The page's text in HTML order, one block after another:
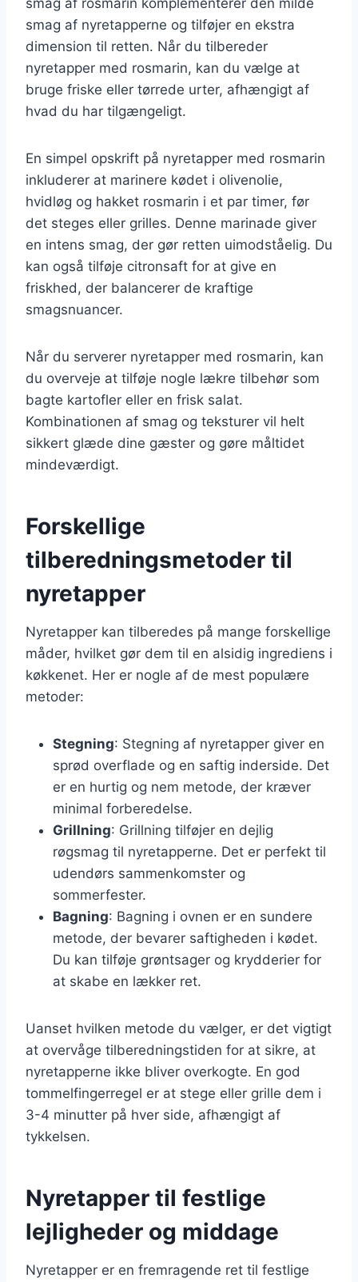
smag af nyretapperne og tilføjer en ekstra
dimension til retten. Når du tilbereder
nyretapper med rosmarin, kan du vælge at
bruge friske eller tørrede urter, afhængigt af
hvad du har tilgængeligt.
En simpel opskrift på nyretapper med rosmarin
inkluderer at marinere kødet i olivenolie,
hvidløg og hakket rosmarin i et par timer, før
det steges eller grilles. Denne marinade giver
en intens smag, der gør retten uimodståelig. Du
kan også tilføje citronsaft for at give en
friskhed, der balancerer de kraftige
smagsnuancer.
Når du serverer nyretapper med rosmarin, kan
du overveje at tilføje nogle lækre tilbehør som
bagte kartofler eller en frisk salat.
Kombinationen af smag og teksturer vil helt
sikkert glæde dine gæster og gøre måltidet
mindeværdigt.
Forskellige
tilberedningsmetoder til
nyretapper
Nyretapper kan tilberedes på mange forskellige
måder, hvilket gør dem til en alsidig ingrediens i
køkkenet. Her er nogle af de mest populære
metoder:
Stegning: Stegning af nyretapper giver en
sprød overflade og en saftig inderside. Det
er en hurtig og nem metode, der kræver
minimal forberedelse.
Grillning: Grillning tilføjer en dejlig
røgsmag til nyretapperne. Det er perfekt til
udendørs sammenkomster og
sommerfester.
Bagning: Bagning i ovnen er en sundere
metode, der bevarer saftigheden i kødet.
Du kan tilføje grøntsager og krydderier for
at skabe en lækker ret.
Uanset hvilken metode du vælger, er det vigtigt
at overvåge tilberedningstiden for at sikre, at
nyretapperne ikke bliver overkogte. En god
tommelfingerregel er at stege eller grille dem i
3-4 minutter på hver side, afhængigt af
tykkelsen.
Nyretapper til festlige
lejligheder og middage
Nyretapper er en fremragende ret til festlige